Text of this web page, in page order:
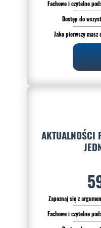
Fachowe i czytelne
Dostęp do
Jako pierwszy
Zapoznaj się z
Fachowe i czytelne